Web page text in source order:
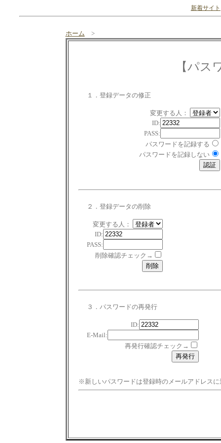
新着サイト
ホーム >
【パス
１．登録データの修正
変更する人：
ID:
PASS:
パスワードを記録する
パスワードを記録しない
２．登録データの削除
変更する人：
ID:
PASS:
削除確認チェック→
３．パスワードの再発行
ID:
E-Mail:
再発行確認チェック→
※新しいパスワードは登録時のメールアドレスに